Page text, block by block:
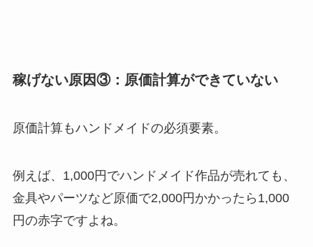
稼げない原因③：原価計算ができていない
原価計算もハンドメイドの必須要素。
例えば、1,000円でハンドメイド作品が売れても、
金具やパーツなど原価で2,000円かかったら1,000
円の赤字ですよね。